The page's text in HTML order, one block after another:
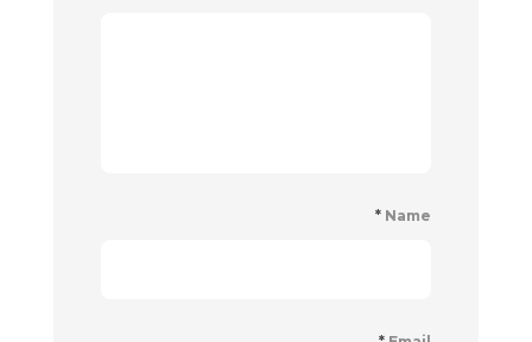
Name
*